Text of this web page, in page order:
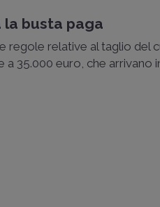
la busta paga
regole relative al taglio del
a 35.000 euro, che arrivano